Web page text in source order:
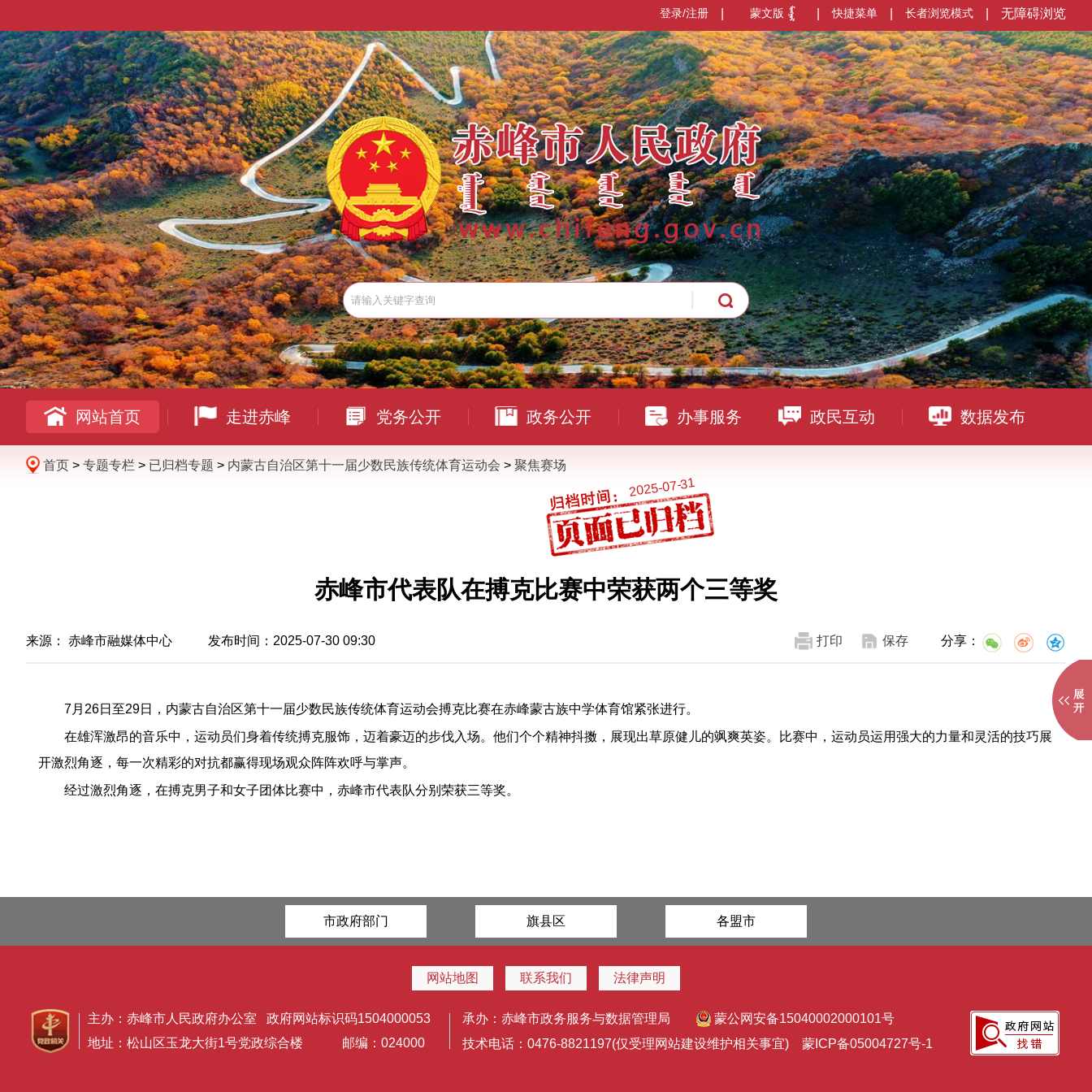
无障碍浏览
长者浏览模式
快捷菜单
蒙文版
登录/注册
网站首页 走进赤峰 党务公开 政务公开 办事服务 政民互动 数据发布
2025-07-31
首页 > 专题专栏 > 已归档专题 > 内蒙古自治区第十一届少数民族传统体育运动会 > 聚焦赛场
赤峰市代表队在搏克比赛中荣获两个三等奖
来源： 赤峰市融媒体中心 发布时间：2025-07-30 09:30 打印 保存 分享：
7月26日至29日，内蒙古自治区第十一届少数民族传统体育运动会搏克比赛在赤峰蒙古族中学体育馆紧张进行。
在雄浑激昂的音乐中，运动员们身着传统搏克服饰，迈着豪迈的步伐入场。他们个个精神抖擞，展现出草原健儿的飒爽英姿。比赛中，运动员运用强大的力量和灵活的技巧展
开激烈角逐，每一次精彩的对抗都赢得现场观众阵阵欢呼与掌声。
经过激烈角逐，在搏克男子和女子团体比赛中，赤峰市代表队分别荣获三等奖。
市政府部门 旗县区 各盟市
网站地图 联系我们 法律声明
主办：赤峰市人民政府办公室 政府网站标识码1504000053
地址：松山区玉龙大街1号党政综合楼 邮编：024000
承办：赤峰市政务服务与数据管理局
蒙公网安备15040002000101号
技术电话：0476-8821197(仅受理网站建设维护相关事宜) 蒙ICP备05004727号-1